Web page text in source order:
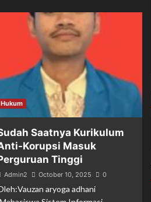
Hukum
Saatnya Kurikulum
Korupsi Masuk
Tinggi
Admin2 October 10, 2025 0
aryoga adhani